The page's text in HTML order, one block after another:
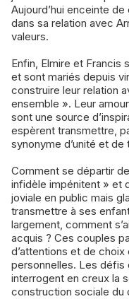
Aujourd’hui enceinte
dans sa relation avec
valeurs.
Enfin, Elmire et Francis
et sont mariés depuis
construire leur relation
ensemble ». Leur
sont une source
espèrent transmettre,
synonyme d’unité et de
Comment se départir
infidèle impénitent » et
joviale en public mais
transmettre à ses
largement, comment
acquis ? Ces couples
d’attentions et de
personnelles. Les défis
interrogent en creux la
construction sociale du